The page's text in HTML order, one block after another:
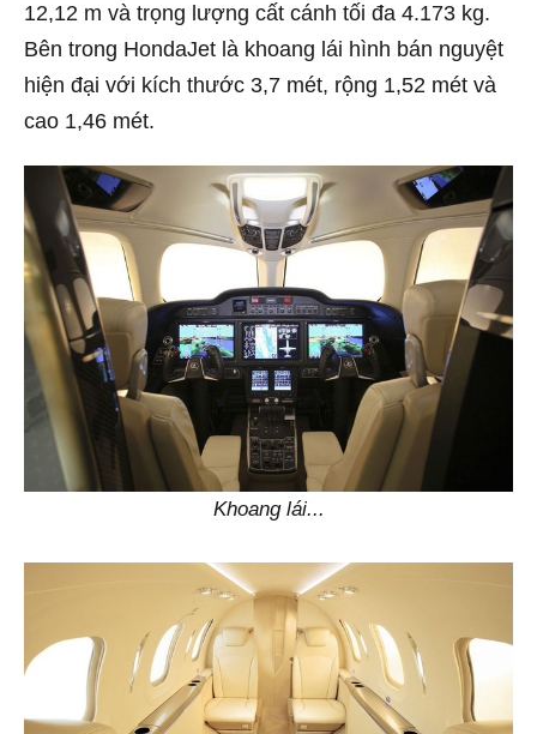
12,12 m và trọng lượng cất cánh tối đa 4.173 kg.
Bên trong HondaJet là khoang lái hình bán nguyệt
hiện đại với kích thước 3,7 mét, rộng 1,52 mét và
cao 1,46 mét.
Khoang lái...